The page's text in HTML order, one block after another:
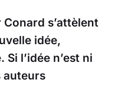
s’attèlent
idée,
l’idée n’est ni
auteurs